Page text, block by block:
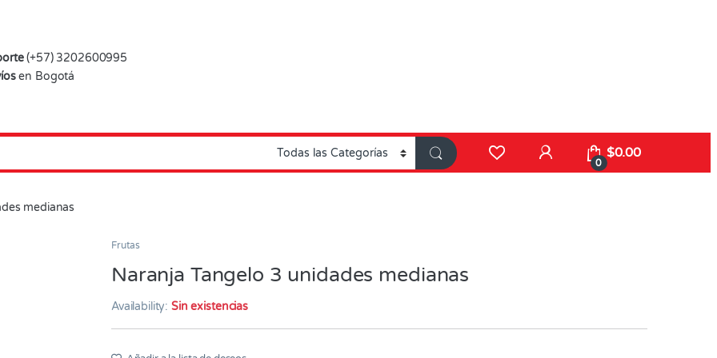
(+57) 3202600995
en Bogotá
0
$0.00
medianas
Frutas
Naranja Tangelo 3 unidades medianas
Availability:Sin existencias